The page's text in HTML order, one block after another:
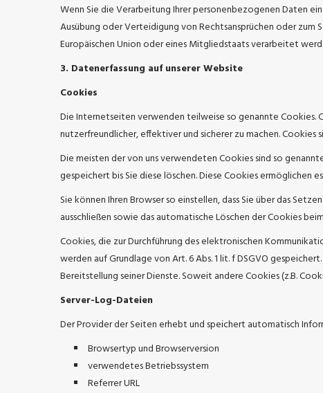
Wenn Sie die Verarbeitung Ihrer personenbezogenen Daten
Ausübung oder Verteidigung von Rechtsansprüchen oder
Europäischen Union oder eines Mitgliedstaats verarbeitet
3. Datenerfassung auf unserer Website
Cookies
Die Internetseiten verwenden teilweise so genannte Cookies.
nutzerfreundlicher, effektiver und sicherer zu machen.
Die meisten der von uns verwendeten Cookies sind so
gespeichert bis Sie diese löschen. Diese Cookies ermöglichen
Sie können Ihren Browser so einstellen, dass Sie über das
ausschließen sowie das automatische Löschen der Cookies
Cookies, die zur Durchführung des elektronischen
werden auf Grundlage von Art. 6 Abs. 1 lit. f DSGVO
Bereitstellung seiner Dienste. Soweit andere Cookies (z.B.
Server-Log-Dateien
Der Provider der Seiten erhebt und speichert automatisch
Browsertyp und Browserversion
verwendetes Betriebssystem
Referrer URL